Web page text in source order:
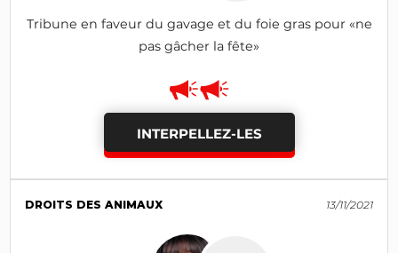
Tribune en faveur du gavage et du foie gras pour «ne
pas gâcher la fête»
INTERPELLEZ-LES
DROITS DES ANIMAUX 13/11/2021